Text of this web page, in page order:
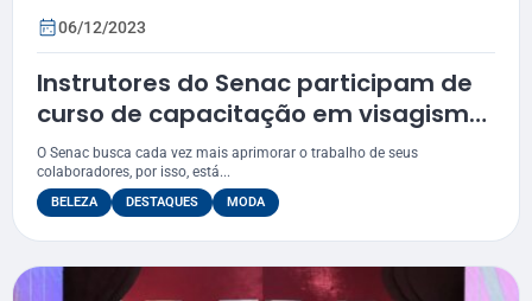
06/12/2023
Instrutores do Senac participam de
curso de capacitação em visagismo
360
O Senac busca cada vez mais aprimorar o trabalho de seus
colaboradores, por isso, está...
BELEZA DESTAQUES MODA